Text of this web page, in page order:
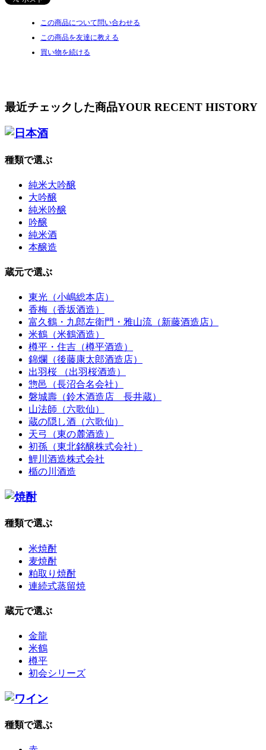
この商品について問い合わせる
この商品を友達に教える
買い物を続ける
最近チェックした商品YOUR RECENT HISTORY
種類で選ぶ
純米大吟醸
大吟醸
純米吟醸
吟醸
純米酒
本醸造
蔵元で選ぶ
東光（小嶋総本店）
香梅（香坂酒造）
富久鶴・九郎左衛門・雅山流（新藤酒造店）
米鶴（米鶴酒造）
樽平・住吉（樽平酒造）
錦爛（後藤康太郎酒造店）
出羽桜 （出羽桜酒造）
惣邑（長沼合名会社）
磐城壽（鈴木酒造店 長井蔵）
山法師（六歌仙）
蔵の隠し酒（六歌仙）
天弓（東の麓酒造）
初孫（東北銘醸株式会社）
鯉川酒造株式会社
楯の川酒造
種類で選ぶ
米焼酎
麦焼酎
粕取り焼酎
連続式蒸留焼
蔵元で選ぶ
金龍
米鶴
樽平
初会シリーズ
種類で選ぶ